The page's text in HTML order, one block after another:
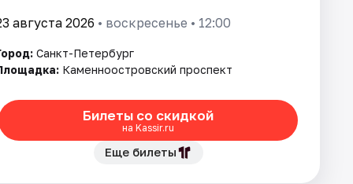
августа 2026 • воскресенье • 12:00
Санкт-Петербург
Каменноостровский проспект
Билеты со скидкой
на Kassir.ru
Еще билеты